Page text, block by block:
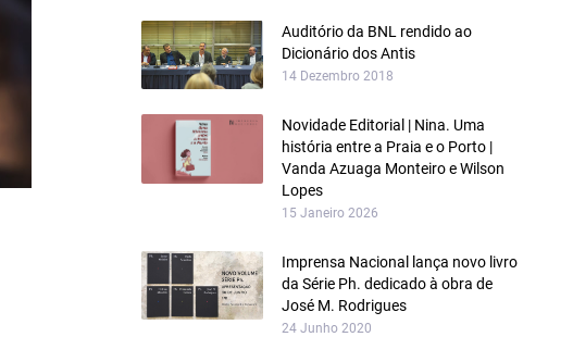
Auditório da BNL rendido ao
Dicionário dos Antis
14 Dezembro 2018
Novidade Editorial | Nina. Uma
história entre a Praia e o Porto |
Vanda Azuaga Monteiro e Wilson
Lopes
15 Janeiro 2026
Imprensa Nacional lança novo livro
da Série Ph. dedicado à obra de
José M. Rodrigues
24 Junho 2020